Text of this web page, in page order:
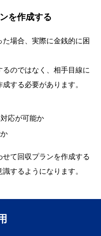
を作成する
場合、実際に金銭的に困
のではなく、相手目線に
する必要があります。
応が可能か
て回収プランを作成する
するようになります。